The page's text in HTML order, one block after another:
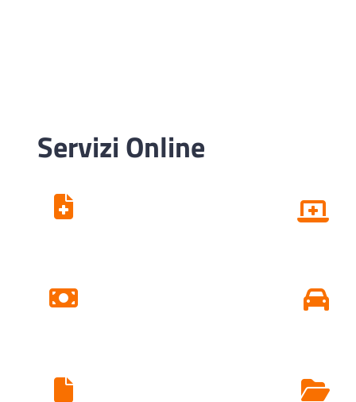
Servizi Online